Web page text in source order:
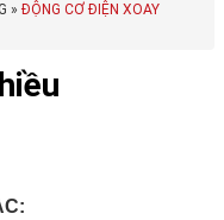
» ĐỘNG CƠ ĐIỆN XOAY